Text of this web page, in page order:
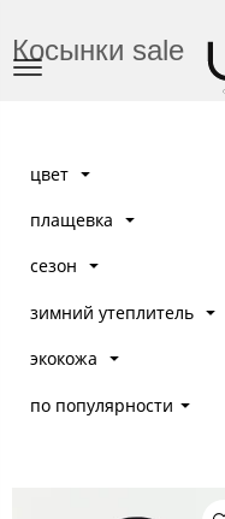
Косынки sale
цвет
плащевка
сезон
зимний утеплитель
экокожа
по популярности